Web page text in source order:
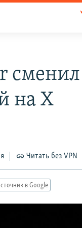
сменил
на X
Читать без VPN
в Google